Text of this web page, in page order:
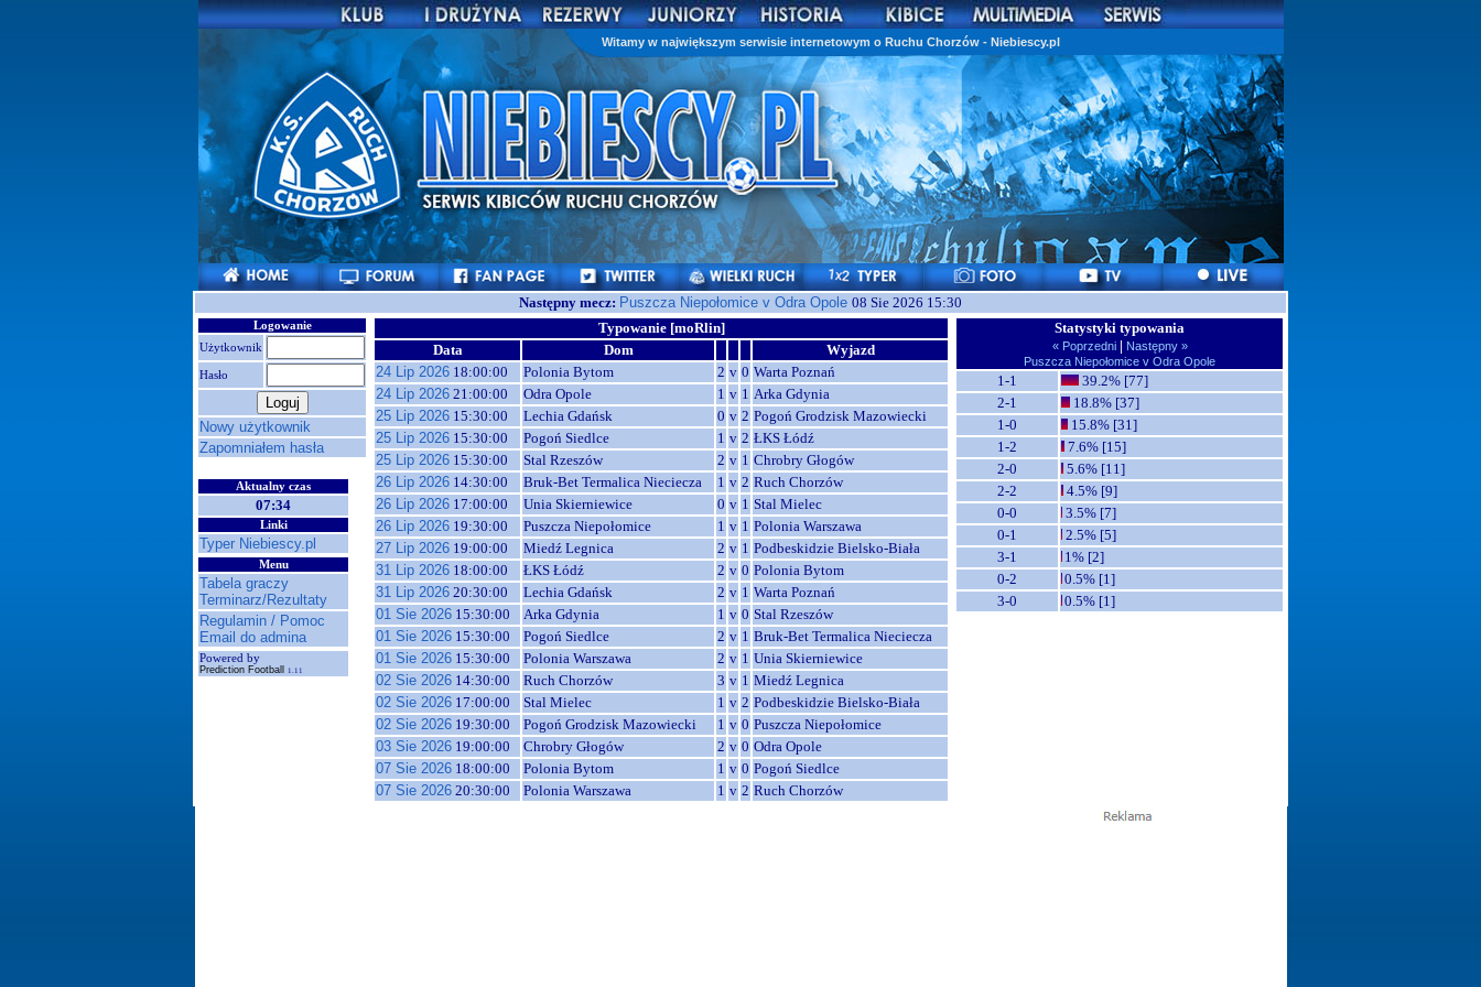
Witamy w największym serwisie internetowym o Ruchu Chorzów - Niebiescy.pl
Następny mecz: Puszcza Niepołomice v Odra Opole 08 Sie 2026 15:30
Logowanie
Użytkownik
Hasło
Nowy użytkownik
Zapomniałem hasła
Aktualny czas
07:34
Linki
Typer Niebiescy.pl
Menu
Tabela graczy
Terminarz/Rezultaty
Regulamin / Pomoc
Email do admina
Powered by
Prediction Football 1.11
Typowanie [moRlin]
Data
Dom
Wyjazd
24 Lip 2026 18:00:00 Polonia Bytom 2 v 0 Warta Poznań
24 Lip 2026 21:00:00 Odra Opole 1 v 1 Arka Gdynia
25 Lip 2026 15:30:00 Lechia Gdańsk 0 v 2 Pogoń Grodzisk Mazowiecki
25 Lip 2026 15:30:00 Pogoń Siedlce 1 v 2 ŁKS Łódź
25 Lip 2026 15:30:00 Stal Rzeszów 2 v 1 Chrobry Głogów
26 Lip 2026 14:30:00 Bruk-Bet Termalica Nieciecza 1 v 2 Ruch Chorzów
26 Lip 2026 17:00:00 Unia Skierniewice 0 v 1 Stal Mielec
26 Lip 2026 19:30:00 Puszcza Niepołomice 1 v 1 Polonia Warszawa
27 Lip 2026 19:00:00 Miedź Legnica 2 v 1 Podbeskidzie Bielsko-Biała
31 Lip 2026 18:00:00 ŁKS Łódź 2 v 0 Polonia Bytom
31 Lip 2026 20:30:00 Lechia Gdańsk 2 v 1 Warta Poznań
01 Sie 2026 15:30:00 Arka Gdynia 1 v 0 Stal Rzeszów
01 Sie 2026 15:30:00 Pogoń Siedlce 2 v 1 Bruk-Bet Termalica Nieciecza
01 Sie 2026 15:30:00 Polonia Warszawa 2 v 1 Unia Skierniewice
02 Sie 2026 14:30:00 Ruch Chorzów 3 v 1 Miedź Legnica
02 Sie 2026 17:00:00 Stal Mielec 1 v 2 Podbeskidzie Bielsko-Biała
02 Sie 2026 19:30:00 Pogoń Grodzisk Mazowiecki 1 v 0 Puszcza Niepołomice
03 Sie 2026 19:00:00 Chrobry Głogów 2 v 0 Odra Opole
07 Sie 2026 18:00:00 Polonia Bytom 1 v 0 Pogoń Siedlce
07 Sie 2026 20:30:00 Polonia Warszawa 1 v 2 Ruch Chorzów
Statystyki typowania
« Poprzedni | Następny »
Puszcza Niepołomice v Odra Opole
1-1
39.2% [77]
2-1
18.8% [37]
1-0
15.8% [31]
1-2
7.6% [15]
2-0
5.6% [11]
2-2
4.5% [9]
0-0
3.5% [7]
0-1
2.5% [5]
3-1
1% [2]
0-2
0.5% [1]
3-0
0.5% [1]